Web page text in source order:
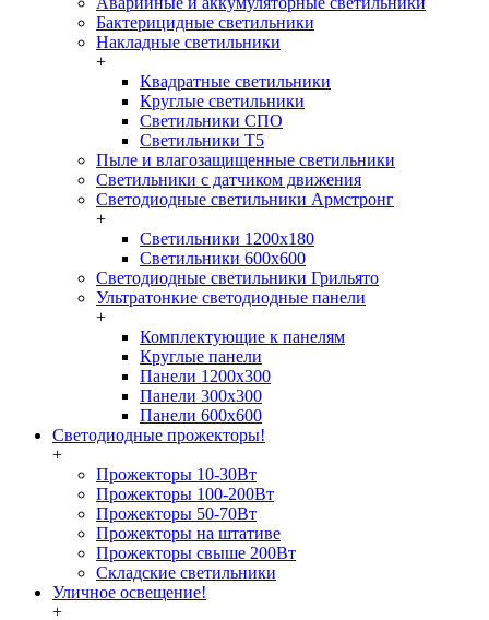
Бактерицидные светильники
Накладные светильники
+
Квадратные светильники
Круглые светильники
Светильники СПО
Светильники Т5
Пыле и влагозащищенные светильники
Светильники с датчиком движения
Светодиодные светильники Армстронг
+
Светильники 1200х180
Светильники 600х600
Светодиодные светильники Грильято
Ультратонкие светодиодные панели
+
Комплектующие к панелям
Круглые панели
Панели 1200х300
Панели 300х300
Панели 600х600
Светодиодные прожекторы!
+
Прожекторы 10-30Вт
Прожекторы 100-200Вт
Прожекторы 50-70Вт
Прожекторы на штативе
Прожекторы свыше 200Вт
Складские светильники
Уличное освещение!
+